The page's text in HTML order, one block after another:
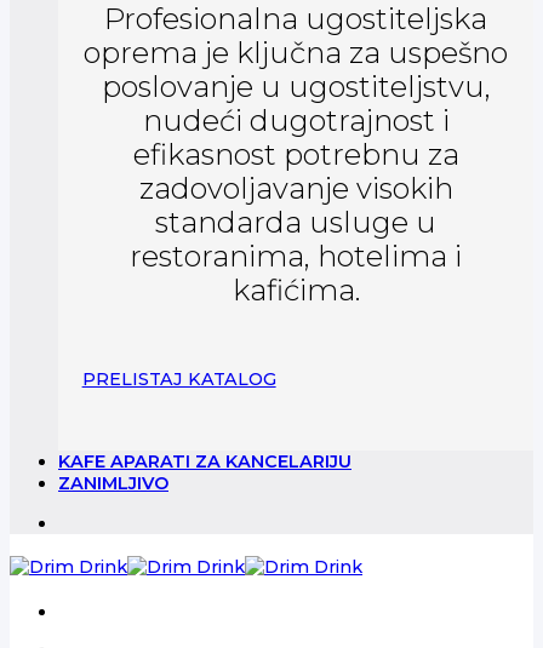
Profesionalna ugostiteljska
oprema je ključna za uspešno
poslovanje u ugostiteljstvu,
nudeći dugotrajnost i
efikasnost potrebnu za
zadovoljavanje visokih
standarda usluge u
restoranima, hotelima i
kafićima.
PRELISTAJ KATALOG
KAFE APARATI ZA KANCELARIJU
ZANIMLJIVO